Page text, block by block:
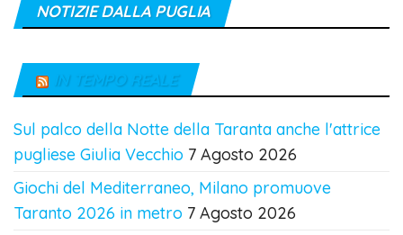
NOTIZIE DALLA PUGLIA
IN TEMPO REALE
Sul palco della Notte della Taranta anche l'attrice
pugliese Giulia Vecchio 7 Agosto 2026
Giochi del Mediterraneo, Milano promuove
Taranto 2026 in metro 7 Agosto 2026